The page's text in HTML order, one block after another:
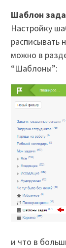
Шаблон
Настройку
расписывать
можно в
“Шаблоны”:
и что в